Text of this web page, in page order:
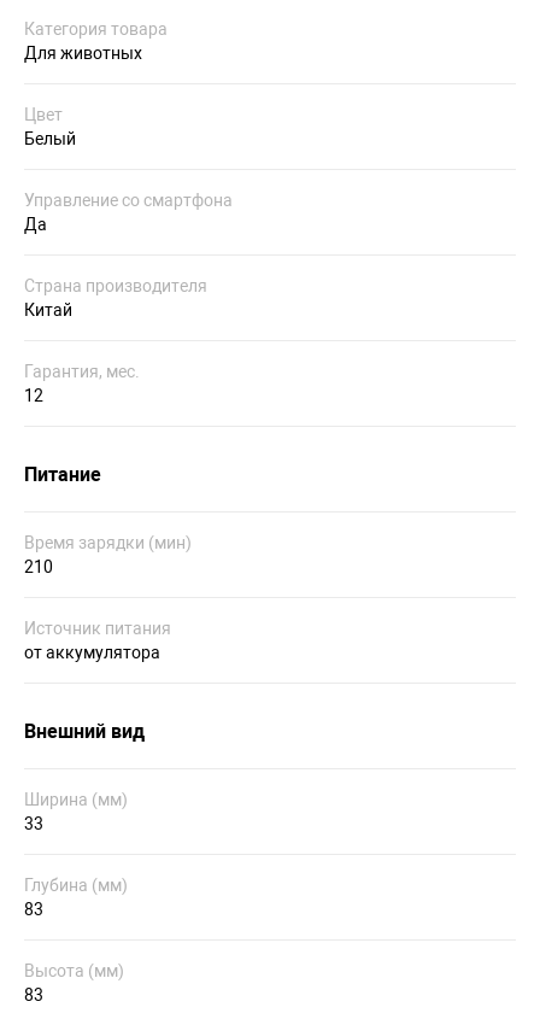
Категория товара
Для животных
Цвет
Белый
Управление со смартфона
Да
Страна производителя
Китай
Гарантия, мес.
12
Питание
Время зарядки (мин)
210
Источник питания
от аккумулятора
Внешний вид
Ширина (мм)
33
Глубина (мм)
83
Высота (мм)
83